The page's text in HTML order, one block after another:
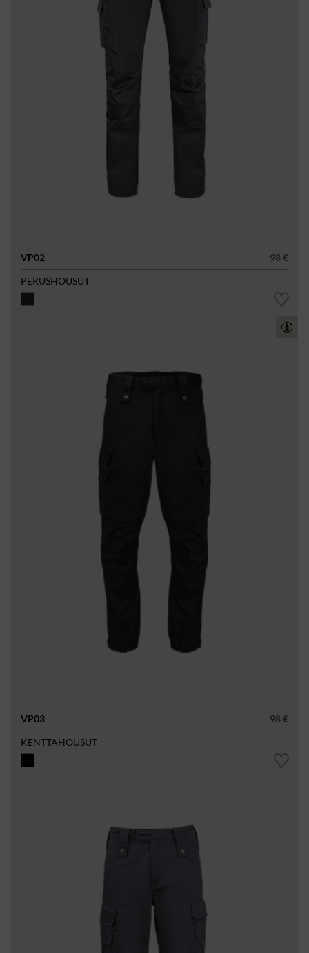
VP02
98 €
PERUSHOUSUT
VP03
98 €
KENTTÄHOUSUT